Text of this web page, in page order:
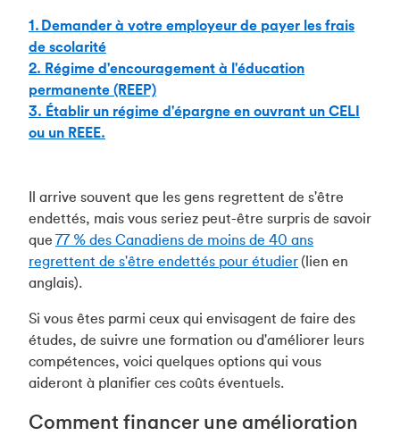
1. Demander à votre employeur de payer les frais
de scolarité
2. Régime d'encouragement à l'éducation
permanente (REEP)
3. Établir un régime d'épargne en ouvrant un CELI
ou un REEE.
Il arrive souvent que les gens regrettent de s'être
endettés, mais vous seriez peut-être surpris de savoir
que 77 % des Canadiens de moins de 40 ans
regrettent de s'être endettés pour étudier (lien en
anglais).
Si vous êtes parmi ceux qui envisagent de faire des
études, de suivre une formation ou d'améliorer leurs
compétences, voici quelques options qui vous
aideront à planifier ces coûts éventuels.
Comment financer une amélioration